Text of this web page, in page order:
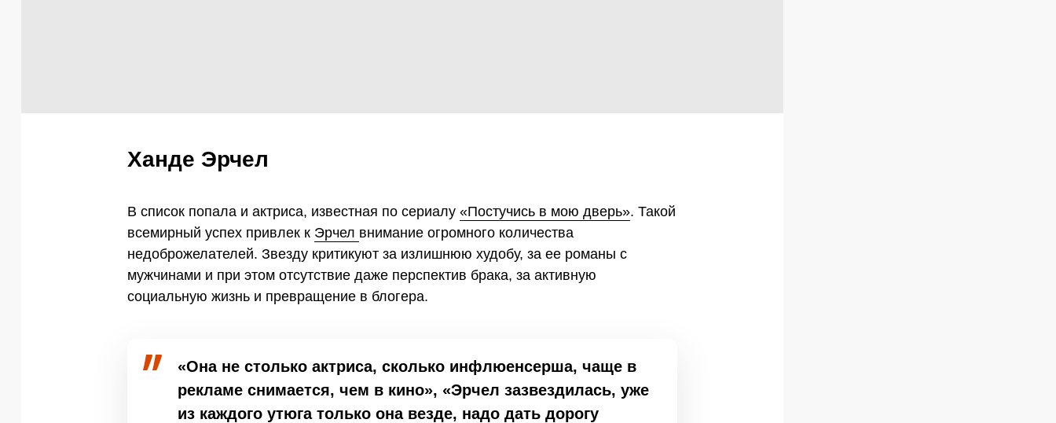
Ханде Эрчел
В список попала и актриса, известная по сериалу «Постучись в мою дверь». Такой
всемирный успех привлек к Эрчел внимание огромного количества
недоброжелателей. Звезду критикуют за излишнюю худобу, за ее романы с
мужчинами и при этом отсутствие даже перспектив брака, за активную
социальную жизнь и превращение в блогера.
«Она не столько актриса, сколько инфлюенсерша, чаще в
рекламе снимается, чем в кино», «Эрчел зазвездилась, уже
из каждого утюга только она везде, надо дать дорогу